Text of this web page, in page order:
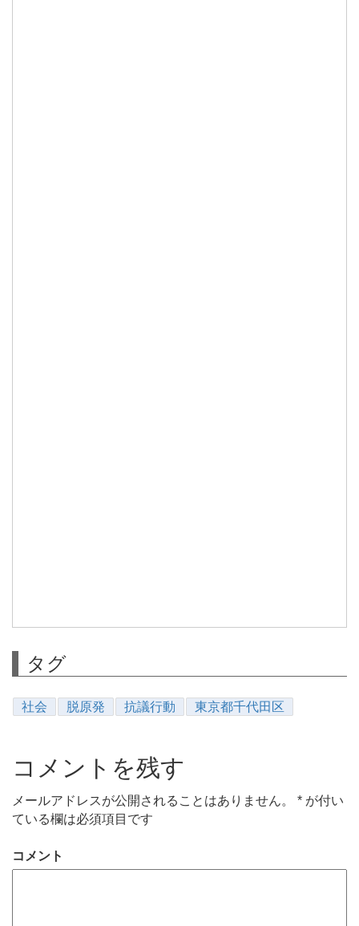
タグ
社会 脱原発 抗議行動 東京都千代田区
コメントを残す
メールアドレスが公開されることはありません。 * が付い
ている欄は必須項目です
コメント